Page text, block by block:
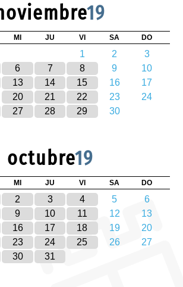
19
MI JU VI SA DO
1 2
3
6 7 8 9
10
13 14 15 16
17
20 21 22 23
24
27 28 29 30
octubre19
MI JU VI SA DO
2 3 4 5
6
9 10 11 12
13
16 17 18 19
20
23 24 25 26
27
30 31